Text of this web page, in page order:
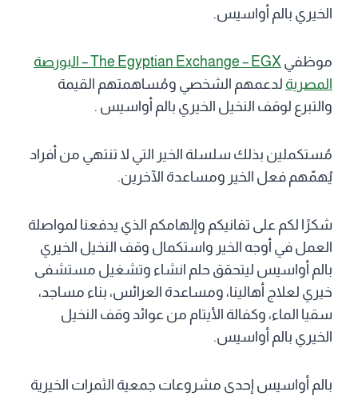
الخيري بالم أواسيس.
موظفي
The Egyptian Exchange – EGX – البورصة
المصرية لدعمهم الشخصي ومُساهمتهم القيمة
والتبرع لوقف النخيل الخيري بالم أواسيس .
مُستكملين بذلك سلسلة الخير التي لا تنتهي من أفراد
يُهمّهم فعل الخير ومساعدة الآخرين.
شكرًا لكم على تفانيكم وإلهامكم الذي يدفعنا لمواصلة
العمل في أوجه الخير واستكمال وقف النخيل الخيري
بالم أواسيس ليتحقق حلم انشاء وتشغيل مستشفى
خيري لعلاج أهالينا، ومساعدة العرائس، بناء مساجد،
سقيا الماء، وكفالة الأيتام من عوائد وقف النخيل
الخيري بالم أواسيس.
بالم أواسيس إحدى مشروعات جمعية الثمرات الخيرية